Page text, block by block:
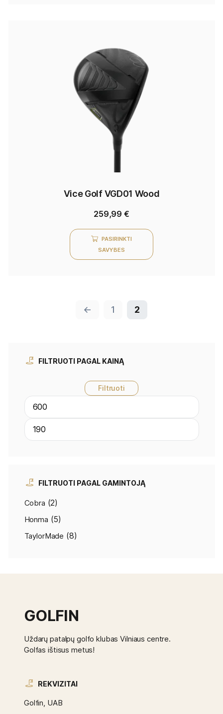
Vice Golf VGD01 Wood
259,99 €
PASIRINKTI
SAVYBES
← 1 2
FILTRUOTI PAGAL KAINĄ
Filtruoti
FILTRUOTI PAGAL GAMINTOJĄ
Cobra (2)
Honma (5)
TaylorMade (8)
GOLFIN
Uždarų patalpų golfo klubas Vilniaus centre.
Golfas ištisus metus!
REKVIZITAI
Golfin, UAB